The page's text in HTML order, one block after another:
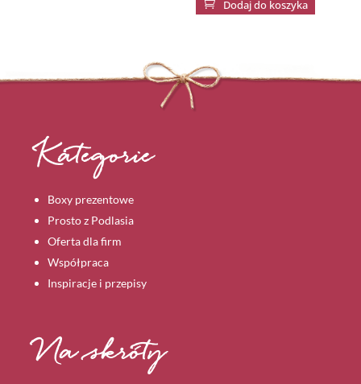
 Dodaj do koszyka
Kategorie
Boxy prezentowe
Prosto z Podlasia
Oferta dla firm
Współpraca
Inspiracje i przepisy
Na skróty